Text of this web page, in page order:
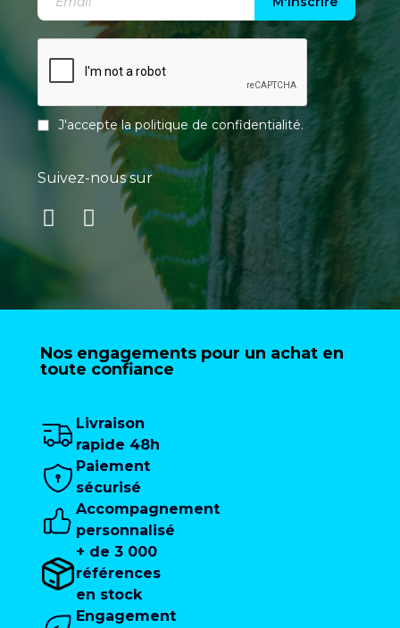
J'accepte lapolitique de confidentialité.
Suivez-nous sur
Nos engagements pour un achat en
toute confiance
Livraison
rapide 48h
Paiement
sécurisé
Accompagnement
personnalisé
+ de 3 000
références
en stock
Engagement